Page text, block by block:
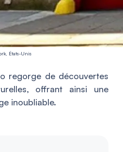
États-Unis
regorge de découvertes
offrant ainsi une
inoubliable.